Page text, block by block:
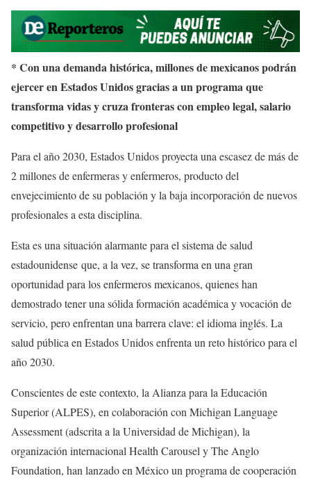
* Con una demanda histórica, millones de mexicanos podrán
ejercer en Estados Unidos gracias a un programa que
transforma vidas y cruza fronteras con empleo legal, salario
competitivo y desarrollo profesional
Para el año 2030, Estados Unidos proyecta una escasez de más de
2 millones de enfermeras y enfermeros, producto del
envejecimiento de su población y la baja incorporación de nuevos
profesionales a esta disciplina.
Esta es una situación alarmante para el sistema de salud
estadounidense que, a la vez, se transforma en una gran
oportunidad para los enfermeros mexicanos, quienes han
demostrado tener una sólida formación académica y vocación de
servicio, pero enfrentan una barrera clave: el idioma inglés. La
salud pública en Estados Unidos enfrenta un reto histórico para el
año 2030.
Conscientes de este contexto, la Alianza para la Educación
Superior (ALPES), en colaboración con Michigan Language
Assessment (adscrita a la Universidad de Michigan), la
organización internacional Health Carousel y The Anglo
Foundation, han lanzado en México un programa de cooperación